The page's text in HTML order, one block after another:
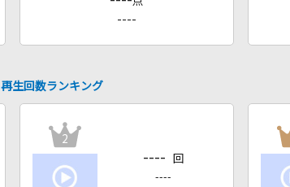
----
再生回数ランキング
2
---- 回
----